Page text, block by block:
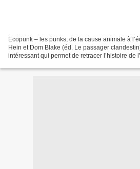
Ecopunk – les punks, de la cause animale à
Hein et Dom Blake (éd. Le passager
intéressant qui permet de retracer l’histoire de